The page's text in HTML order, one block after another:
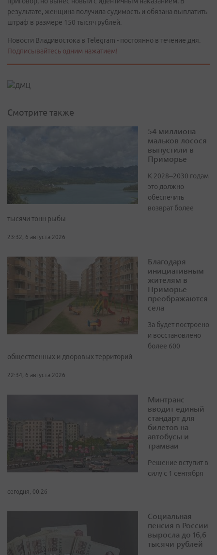
результате, женщина получила судимость и обязана выплатить
штраф в размере 150 тысяч рублей.
Новости Владивостока в Telegram - постоянно в течение дня.
Подписывайтесь одним нажатием!
Смотрите также
54 миллиона
мальков лосося
выпустили в
Приморье
К 2028–2030 годам
это должно
обеспечить
возврат более
тысячи тонн рыбы
23:32, 6 августа 2026
Благодаря
инициативным
жителям в
Приморье
преображаются
села
За будет построено
и восстановлено
более 600
общественных и дворовых территорий
22:34, 6 августа 2026
Минтранс
вводит единый
стандарт для
билетов на
автобусы и
трамваи
Решение вступит в
силу с 1 сентября
сегодня, 00:26
Социальная
пенсия в России
выросла до 16,6
тысячи рублей